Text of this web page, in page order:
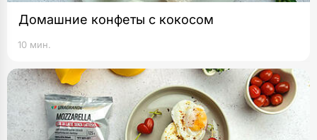
Домашние конфеты с кокосом
10 мин.